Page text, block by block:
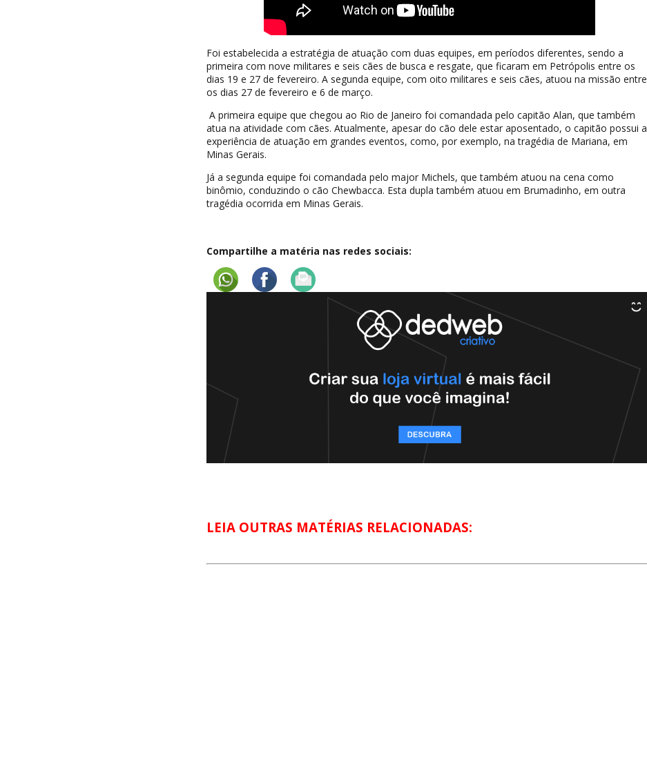
Foi estabelecida a estratégia de atuação com duas equipes, em períodos diferentes, sendo a
primeira com nove militares e seis cães de busca e resgate, que ficaram em Petrópolis entre os
dias 19 e 27 de fevereiro. A segunda equipe, com oito militares e seis cães, atuou na missão entre
os dias 27 de fevereiro e 6 de março.
A primeira equipe que chegou ao Rio de Janeiro foi comandada pelo capitão Alan, que também
atua na atividade com cães. Atualmente, apesar do cão dele estar aposentado, o capitão possui a
experiência de atuação em grandes eventos, como, por exemplo, na tragédia de Mariana, em
Minas Gerais.
Já a segunda equipe foi comandada pelo major Michels, que também atuou na cena como
binômio, conduzindo o cão Chewbacca. Esta dupla também atuou em Brumadinho, em outra
tragédia ocorrida em Minas Gerais.
Compartilhe a matéria nas redes sociais:
LEIA OUTRAS MATÉRIAS RELACIONADAS: